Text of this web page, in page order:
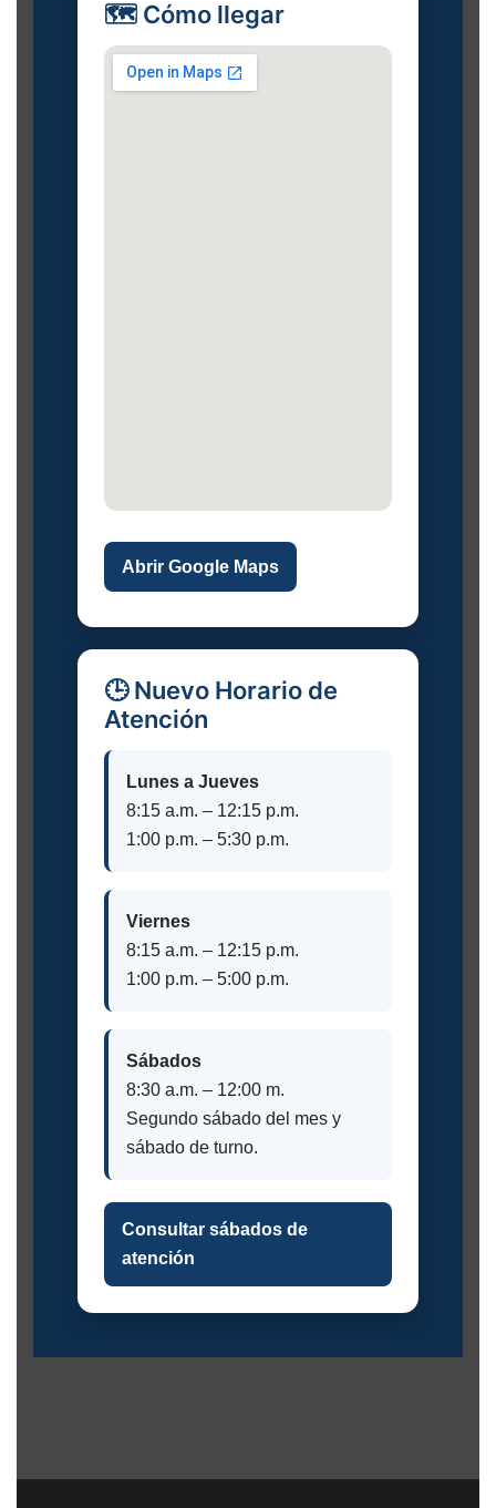
🗺️ Cómo llegar
Abrir Google Maps
🕒 Nuevo Horario de
Atención
Lunes a Jueves
8:15 a.m. – 12:15 p.m.
1:00 p.m. – 5:30 p.m.
Viernes
8:15 a.m. – 12:15 p.m.
1:00 p.m. – 5:00 p.m.
Sábados
8:30 a.m. – 12:00 m.
Segundo sábado del mes y
sábado de turno.
Consultar sábados de
atención